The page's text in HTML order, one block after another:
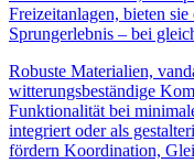
Freizeitanlagen, bieten
Sprungerlebnis – bei
Robuste Materialien,
witterungsbeständige
Funktionalität bei
integriert oder als
fördern Koordination,